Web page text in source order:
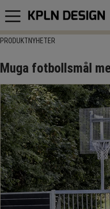
Meny
PRODUKTNYHETER
Muga fotbollsmål